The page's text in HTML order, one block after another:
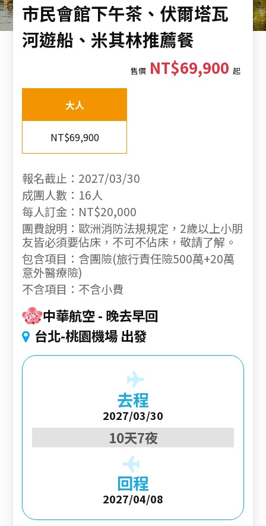
市民會館下午茶、伏爾塔瓦
河遊船、米其林推薦餐
售價NT$69,900 起
大人
NT$69,900
報名截止：2027/03/30
成團人數：16人
每人訂金：NT$20,000
團費說明：歐洲消防法規規定，2歲以上小朋
友皆必須要佔床，不可不佔床，敬請了解。
包含項目：含團險(旅行責任險500萬+20萬
意外醫療險)
不含項目：不含小費
中華航空 晚去早回
台北-桃園機場 出發
去程
2027/03/30
10天7夜
回程
2027/04/08